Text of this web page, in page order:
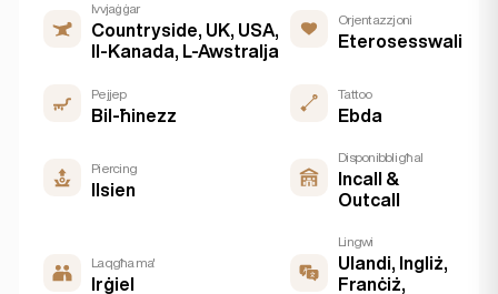
Ivvjaġġar
Countryside, UK, USA,
Il-Kanada, L-Awstralja
Orjentazzjoni
Eterosesswali
Pejjep
Bil-ħinezz
Tattoo
Ebda
Piercing
Ilsien
Disponibbli għal
Incall &
Outcall
Laqgħa ma'
Irġiel
Lingwi
Ulandi, Ingliż,
Franċiż,